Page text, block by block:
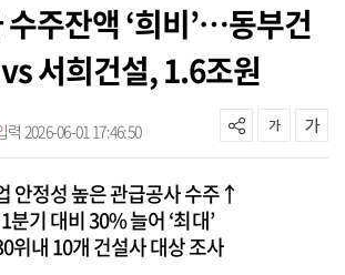
주잔액 ‘희비’…동부건
서희건설, 1.6조원
력 2026-06-01 17:46:50
안정성 높은 관급공사 수주↑
분기 대비 30% 늘어 ‘최대’
위내 10개 건설사 대상 조사